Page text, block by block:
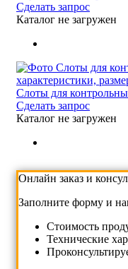
Сделать запрос
Каталог не загружен
Слоты для
Сделать запрос
Каталог не загружен
Онлайн заказ и
Заполните форму и
Cтоимость
Технические